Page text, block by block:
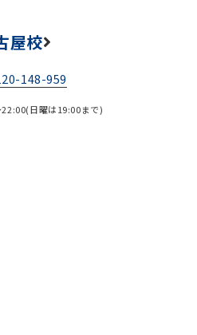
屋校
148-959
日曜は19:00まで)